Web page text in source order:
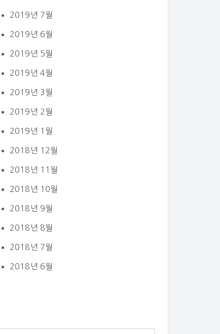
2019년 7월
2019년 6월
2019년 5월
2019년 4월
2019년 3월
2019년 2월
2019년 1월
2018년 12월
2018년 11월
2018년 10월
2018년 9월
2018년 8월
2018년 7월
2018년 6월